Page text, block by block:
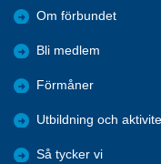
Om förbundet
Bli medlem
Förmåner
Utbildning och
Så tycker vi